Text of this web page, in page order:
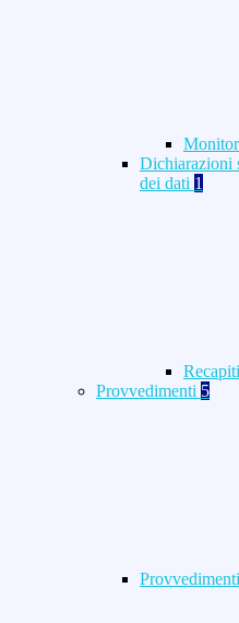
Dichiarazioni
dei dati 1
Provvedimenti 5